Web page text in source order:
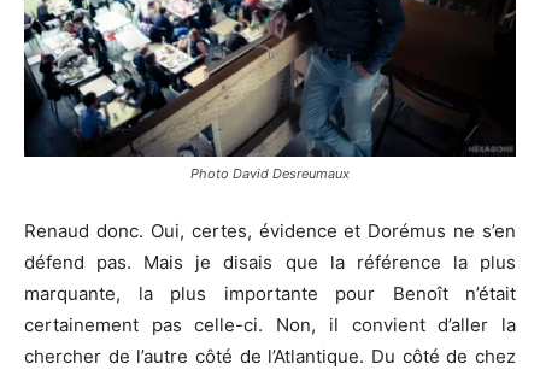
Photo David Desreumaux
Renaud donc. Oui, certes, évidence et Dorémus ne s’en
défend pas. Mais je disais que la référence la plus
marquante, la plus importante pour Benoît n’était
certainement pas celle-ci. Non, il convient d’aller la
chercher de l’autre côté de l’Atlantique. Du côté de chez